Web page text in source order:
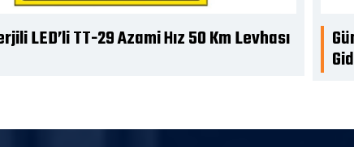
LED’li TT-29 Azami Hız 50 Km Levhası